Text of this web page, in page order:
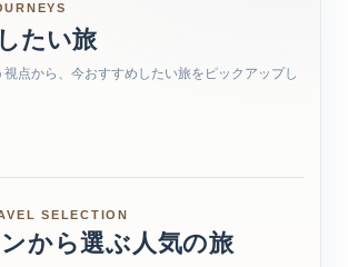
たい旅
点から、今おすすめしたい旅をピックアップし
SALE
内セール
次の国内旅行へ。
泊まれる宿
に楽しむ、くつろぎの旅。
業旅行
SELECTION
から選ぶ人気の旅